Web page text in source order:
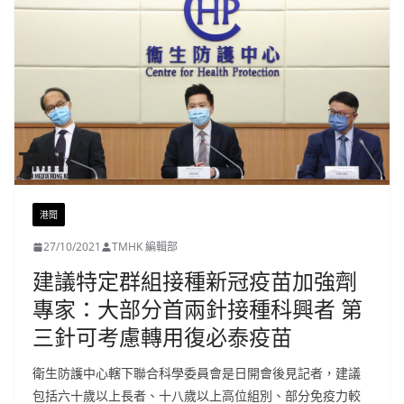
港聞
27/10/2021 TMHK 編輯部
建議特定群組接種新冠疫苗加強劑
專家：大部分首兩針接種科興者 第
三針可考慮轉用復必泰疫苗
衛生防護中心轄下聯合科學委員會是日開會後見記者，建議
包括六十歲以上長者、十八歲以上高位組別、部分免疫力較